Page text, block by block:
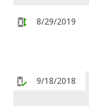
8/29/2019
9/18/2018